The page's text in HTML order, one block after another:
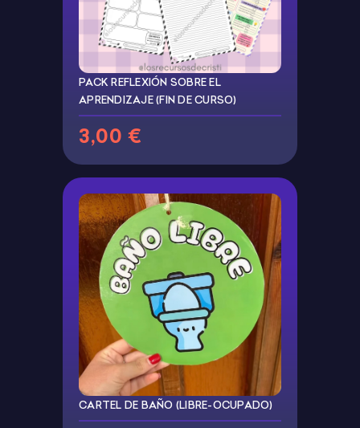
PACK REFLEXIÓN SOBRE EL
APRENDIZAJE (FIN DE CURSO)
3,00 €
CARTEL DE BAÑO (LIBRE-OCUPADO)